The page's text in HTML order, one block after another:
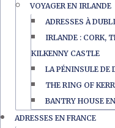
VOYAGER EN IRLANDE
ADRESSES À
IRLANDE : CORK,
KILKENNY CASTLE
LA PÉNINSULE DE
THE RING OF
BANTRY HOUSE
ADRESSES EN FRANCE